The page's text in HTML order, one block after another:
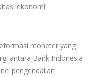
ekonomi
moneter yang
antara Bank Indonesia
pengendalian